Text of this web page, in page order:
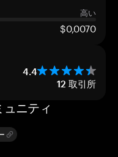
高い
$0,0070
4.4
12 取引所
ニティ